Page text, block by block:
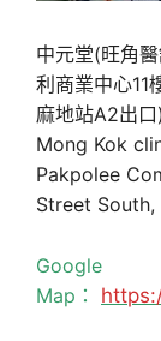
中元堂(旺角
利商業中心11
麻地站A2出口)
Mong Kok
Pakpolee
Street
Google
Map：